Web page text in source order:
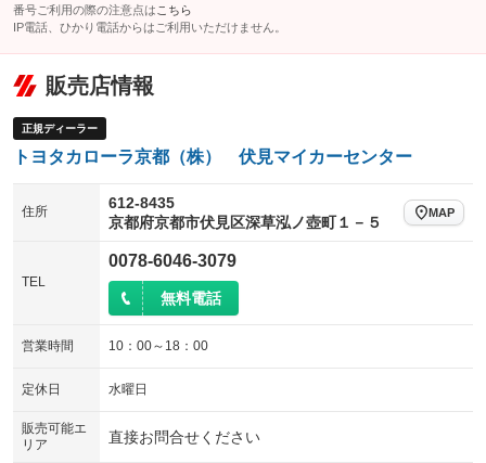
番号ご利用の際の注意点は こちら
IP電話、ひかり電話からはご利用いただけません。
販売店情報
正規ディーラー
トヨタカローラ京都（株） 伏見マイカーセンター
住所
612-8435
京都府京都市伏見区深草泓ノ壺町１－５
MAP
TEL
0078-6046-3079
無料電話
営業時間 10：00～18：00
定休日 水曜日
販売可能エ
リア
直接お問合せください